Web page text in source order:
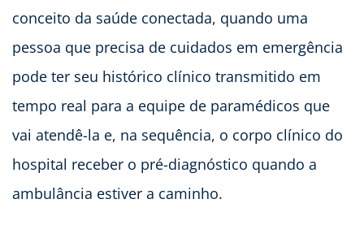
conceito da saúde conectada, quando uma
pessoa que precisa de cuidados em emergência
pode ter seu histórico clínico transmitido em
tempo real para a equipe de paramédicos que
vai atendê-la e, na sequência, o corpo clínico do
hospital receber o pré-diagnóstico quando a
ambulância estiver a caminho.